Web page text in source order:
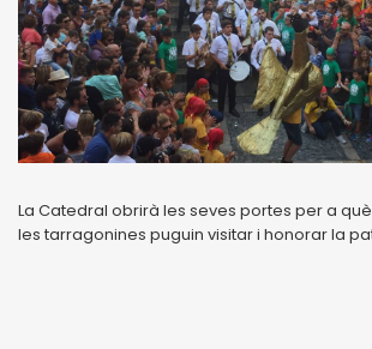
La Catedral obrirà les seves portes per a
les tarragonines puguin visitar i honorar la